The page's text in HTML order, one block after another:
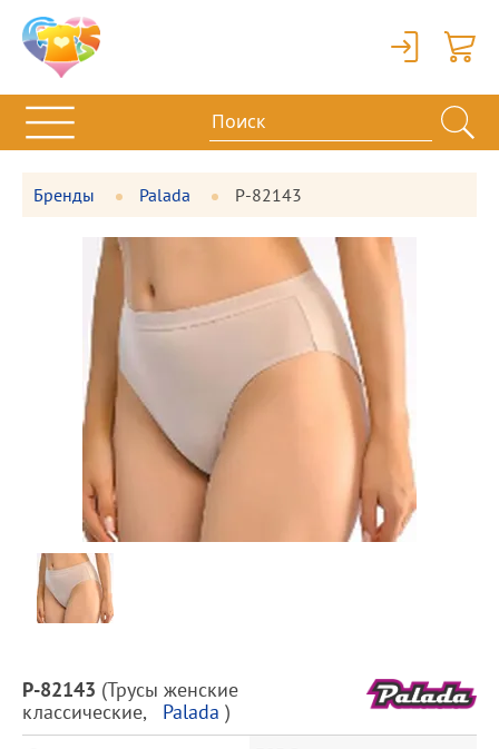
Вход
Бренды Palada P-82143
Фотографии
товара
Большая
фотография
Описание
товара
и
P-82143 (Трусы женские
классические, Palada )